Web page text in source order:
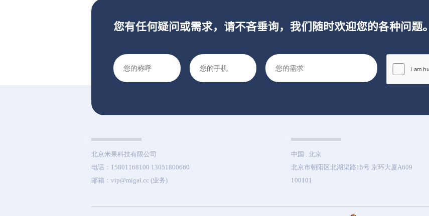
您有任何疑问或需求，请不吝垂询，我们随时欢迎您的各种问题。
北京米果科技有限公司
电话：15801168100 13051800660
邮箱：vip@migal.cc (业务)
中国 . 北京
北京市朝阳区北湖渠路15号 京环大厦A609
100101